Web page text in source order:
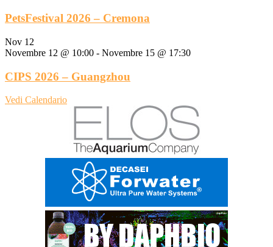
PetsFestival 2026 – Cremona
Nov 12
Novembre 12 @ 10:00 - Novembre 15 @ 17:30
CIPS 2026 – Guangzhou
Vedi Calendario